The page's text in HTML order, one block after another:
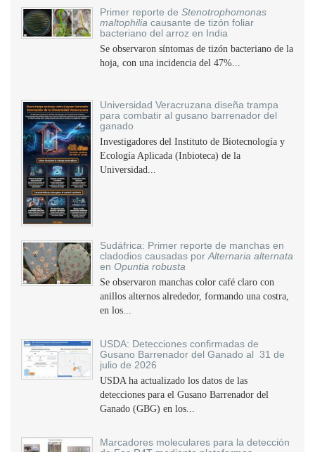
Primer reporte de Stenotrophomonas
maltophilia causante de tizón foliar
bacteriano del arroz en India
Se observaron síntomas de tizón bacteriano de la
hoja, con una incidencia del 47%...
Universidad Veracruzana diseña trampa
para combatir al gusano barrenador del
ganado
Investigadores del Instituto de Biotecnología y
Ecología Aplicada (Inbioteca) de la
Universidad...
Sudáfrica: Primer reporte de manchas en
cladodios causadas por Alternaria alternata
en Opuntia robusta
Se observaron manchas color café claro con
anillos alternos alrededor, formando una costra,
en los...
USDA: Detecciones confirmadas de
Gusano Barrenador del Ganado al 31 de
julio de 2026
USDA ha actualizado los datos de las
detecciones para el Gusano Barrenador del
Ganado (GBG) en los...
Marcadores moleculares para la detección